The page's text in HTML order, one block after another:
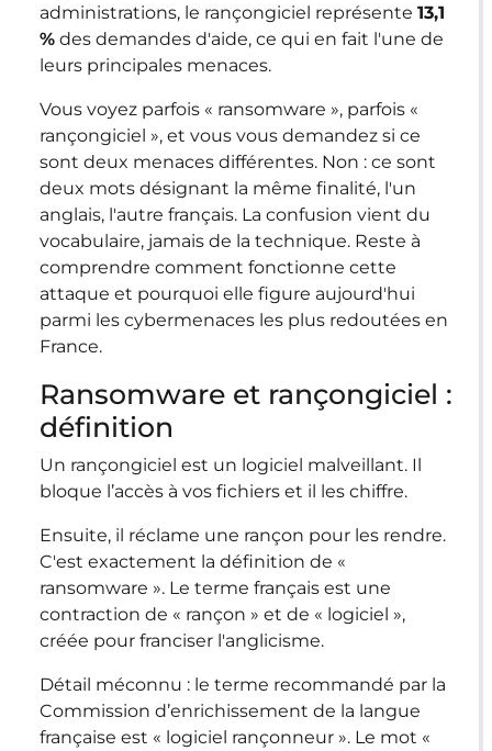
administrations, le rançongiciel représente 13,1
% des demandes d'aide, ce qui en fait l'une de
leurs principales menaces.
Vous voyez parfois « ransomware », parfois «
rançongiciel », et vous vous demandez si ce
sont deux menaces différentes. Non : ce sont
deux mots désignant la même finalité, l'un
anglais, l'autre français. La confusion vient du
vocabulaire, jamais de la technique. Reste à
comprendre comment fonctionne cette
attaque et pourquoi elle figure aujourd'hui
parmi les cybermenaces les plus redoutées en
France.
Ransomware et rançongiciel :
définition
Un rançongiciel est un logiciel malveillant. Il
bloque l’accès à vos fichiers et il les chiffre.
Ensuite, il réclame une rançon pour les rendre.
C'est exactement la définition de «
ransomware ». Le terme français est une
contraction de « rançon » et de « logiciel »,
créée pour franciser l'anglicisme.
Détail méconnu : le terme recommandé par la
Commission d’enrichissement de la langue
française est « logiciel rançonneur ». Le mot «